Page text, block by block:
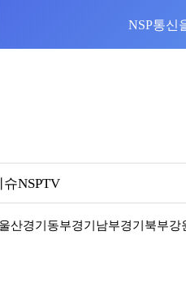
NSP통신
슈NSPTV
울산경기동부경기남부경기북부강